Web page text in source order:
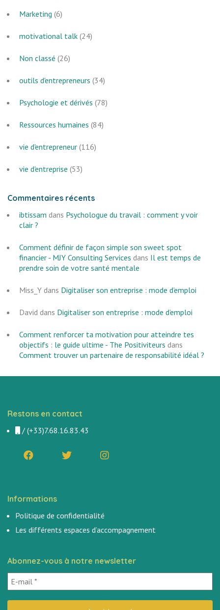
Marketing (6)
motivational talk (24)
Non classé (26)
outils d'entrepreneurs (34)
Psychologie et dérivés (78)
Ressources humaines (84)
vie d'entrepreneur (116)
vie d'entreprise (53)
Commentaires récents
ibtissam dans Psychologue du travail : comment y voir
clair ?
Comment définir de façon simple son sweet spot
financier - MJY Consulting Services dans Il est temps de
prendre soin de votre santé mentale
Miss_Y dans Digitaliser son entreprise : mode d’emploi
David dans Digitaliser son entreprise : mode d’emploi
Comment renforcer ta motivation pour atteindre tes
objectifs : le guide ultime - The Positiviteurs dans
Comment trouver un partenaire de responsabilité idéal ?
Restons en contact
/ (+33)7.68.16.83.43
Informations
Politique de confidentialité
Les différents espaces d’accompagnement
Abonnez-vous à notre newsletter